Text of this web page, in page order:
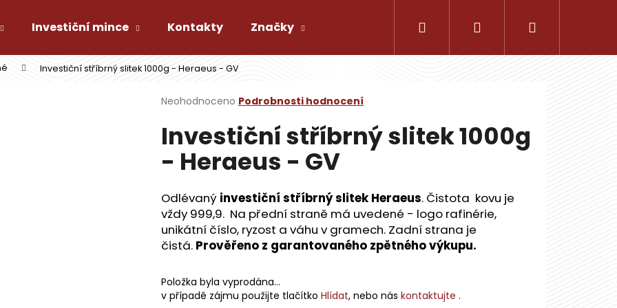
Investiční mince Kontakty Značky Přihlášení
Investiční stříbrný slitek 1000g - Heraeus - GV
Průměrné
produktu
z
hvězdiček.
Neohodnoceno Podrobnosti hodnocení
Investiční stříbrný slitek 1000g
- Heraeus - GV
Odlévaný investiční stříbrný slitek Heraeus. Čistota kovu je
vždy 999,9. Na přední straně má uvedené - logo rafinérie,
unikátní číslo, ryzost a váhu v gramech. Zadní strana je
čistá. Prověřeno z garantovaného zpětného výkupu.
Položka byla vyprodána…
v případě zájmu použijte tlačítko Hlídat, nebo nás kontaktujte .
Co potřebujete najít?
HLEDAT